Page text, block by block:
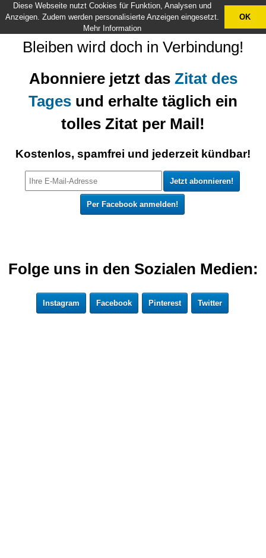
Bleiben wird doch in Verbindung!
Abonniere jetzt das Zitat des
Tages und erhalte täglich ein
tolles Zitat per Mail!
Kostenlos, spamfrei und jederzeit kündbar!
Per Facebook anmelden!
Folge uns in den Sozialen Medien:
Instagram Facebook Pinterest Twitter
X
Diese Webseite nutzt Cookies für Funktion, Analysen und
Anzeigen. Zudem werden personalisierte Anzeigen eingesetzt.
Mehr Information
OK